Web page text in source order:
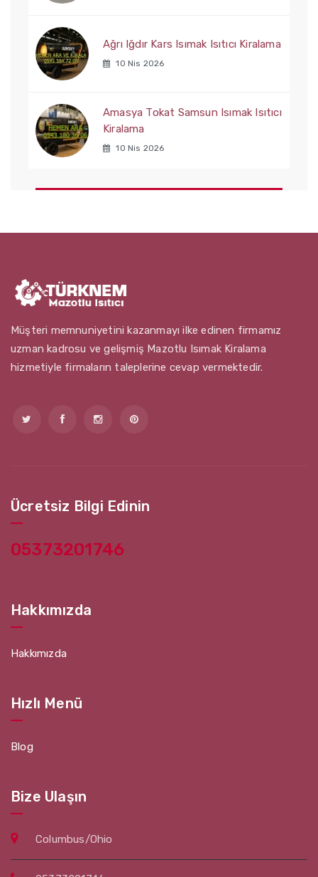
Ağrı Iğdır Kars Isımak Isıtıcı Kiralama
10 Nis 2026
Amasya Tokat Samsun Isımak Isıtıcı
Kiralama
10 Nis 2026
Müşteri memnuniyetini kazanmayı ilke edinen firmamız
uzman kadrosu ve gelişmiş Mazotlu Isımak Kiralama
hizmetiyle firmaların taleplerine cevap vermektedir.
Ücretsiz Bilgi Edinin
05373201746
Hakkımızda
Hakkımızda
Hızlı Menü
Blog
Bize Ulaşın
Columbus/Ohio